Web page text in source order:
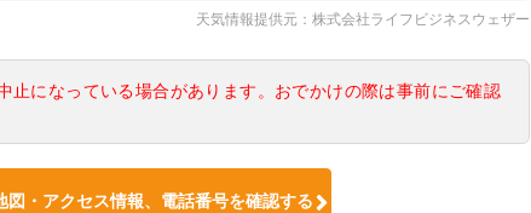
天気情報提供元：株式会社ライフビジネスウェザー
止になっている場合があります。おでかけの際は事前にご確認
図・アクセス情報、電話番号を確認する